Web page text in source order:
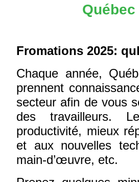
Fromations 2025:
Chaque année,
prennent
secteur afin de vous
des travailleurs.
productivité, mieux
et aux nouvelles
main-d’œuvre, etc.